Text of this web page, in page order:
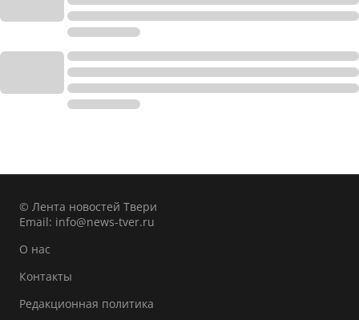
© Лента новостей Твери
Email: info@news-tver.ru
О нас
Контакты
Редакционная политика